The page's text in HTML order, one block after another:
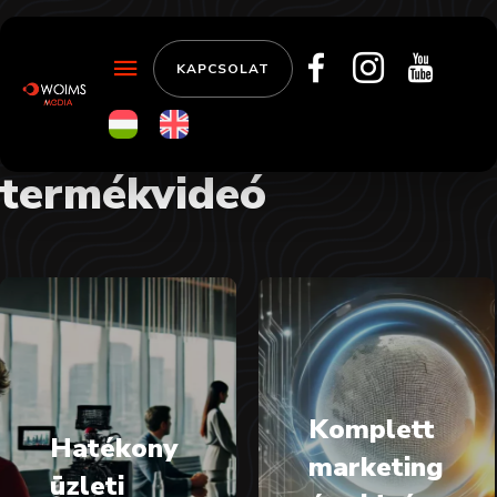
KAPCSOLAT
termékvideó
Hatékony
üzleti
Komplett
marketing